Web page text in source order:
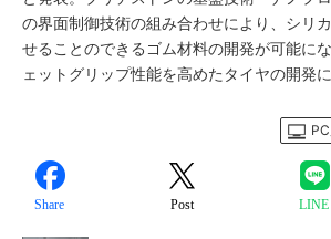
の界面制御技術の組み合わせにより、シリ
せることのできるゴム材料の開発が可能に
ェットグリップ性能を高めたタイヤの開発
Share Post LINE